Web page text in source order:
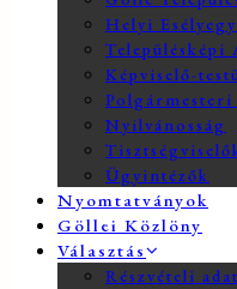
Helyi
Képviselő-
Polgármesteri
Nyilvánosság
Ügyintézők
Nyomtatványok
Göllei Közlöny
Választás
Részvételi